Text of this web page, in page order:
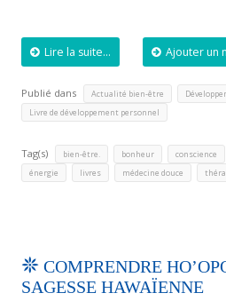
Lire la suite... Ajouter un
Publié dans Actualité bien-être
Livre de développement personnel
Tag(s) bien-être. bonheur conscience
énergie livres médecine douce
COMPRENDRE
SAGESSE HAWAÏENNE